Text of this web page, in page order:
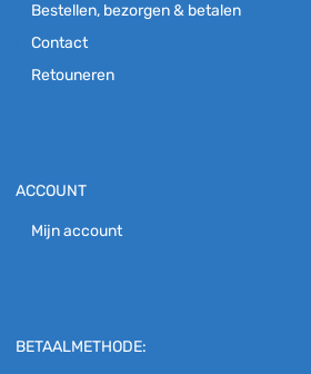
Bestellen, bezorgen & betalen
Contact
Retouneren
ACCOUNT
Mijn account
BETAALMETHODE: